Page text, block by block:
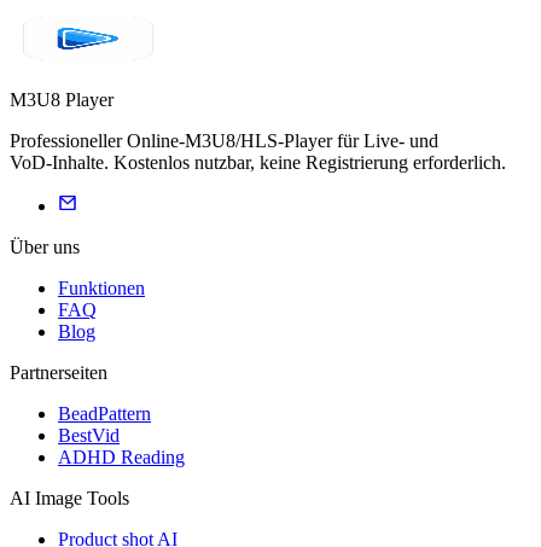
M3U8 Player
Professioneller Online‑M3U8/HLS‑Player für Live‑ und
VoD‑Inhalte. Kostenlos nutzbar, keine Registrierung erforderlich.
Über uns
Funktionen
FAQ
Blog
Partnerseiten
BeadPattern
BestVid
ADHD Reading
AI Image Tools
Product shot AI